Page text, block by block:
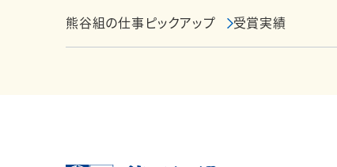
熊谷組の仕事ピックアップ 受賞実績